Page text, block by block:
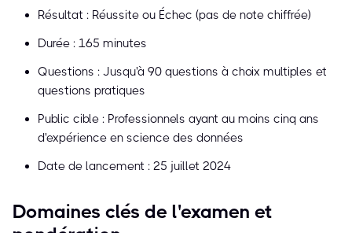
Résultat : Réussite ou Échec (pas de note chiffrée)
Durée : 165 minutes
Questions : Jusqu'à 90 questions à choix multiples et
questions pratiques
Public cible : Professionnels ayant au moins cinq ans
d'expérience en science des données
Date de lancement : 25 juillet 2024
Domaines clés de l'examen et